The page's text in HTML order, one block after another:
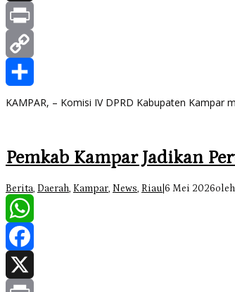
X
Print
Copy
Link
Share
KAMPAR, – Komisi IV DPRD Kabupaten Kampar
Pemkab Kampar Jadikan
Berita, Daerah, Kampar, News, Riau 6 Mei 2026oleh
WhatsApp
Facebook